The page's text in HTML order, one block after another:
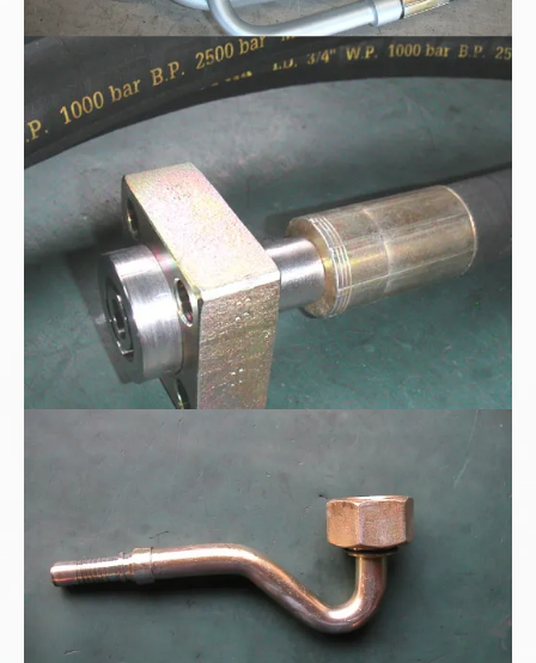
1000bar - Schlauch DN20
Hydraulik-Sonder Preßarmartur